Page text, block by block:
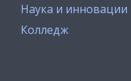
Наука и инновации
Колледж